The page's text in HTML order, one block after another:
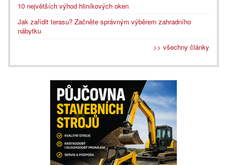
10 největších výhod hliníkových oken
Jak zařídit terasu? Začněte správným výběrem zahradního
nábytku
>> všechny články